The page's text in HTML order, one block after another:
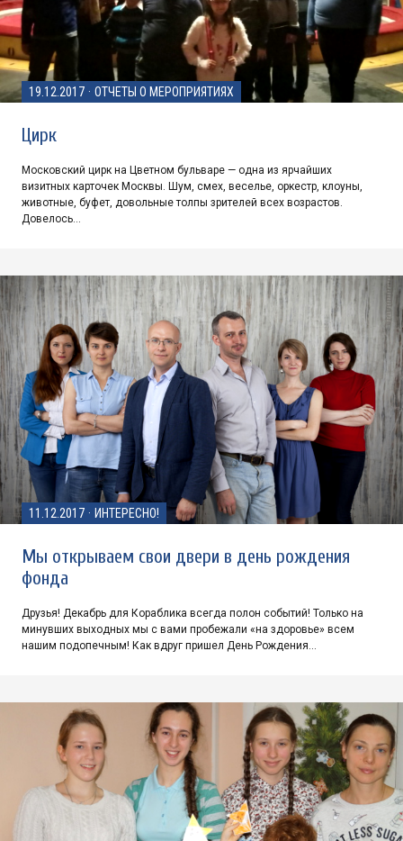
19.12.2017 · ОТЧЕТЫ О МЕРОПРИЯТИЯХ
Цирк
Московский цирк на Цветном бульваре — одна из ярчайших
визитных карточек Москвы. Шум, смех, веселье, оркестр, клоуны,
животные, буфет, довольные толпы зрителей всех возрастов.
Довелось…
11.12.2017 · ИНТЕРЕСНО!
Мы открываем свои двери в день рождения
фонда
Друзья! Декабрь для Кораблика всегда полон событий! Только на
минувших выходных мы с вами пробежали «на здоровье» всем
нашим подопечным! Как вдруг пришел День Рождения…